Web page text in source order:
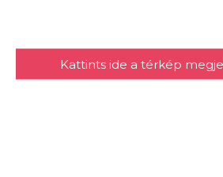
Kattints ide a térkép